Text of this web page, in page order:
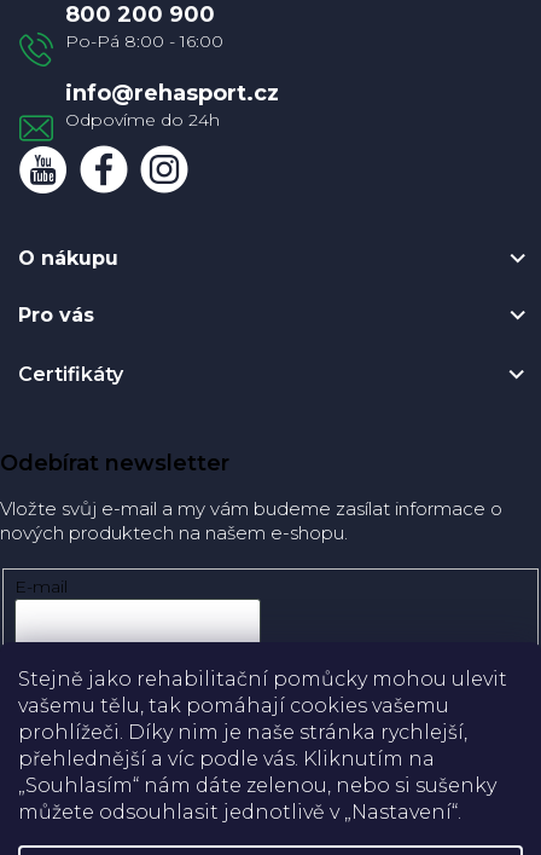
Stejně jako rehabilitační pomůcky mohou ulevit
vašemu tělu, tak pomáhají cookies vašemu
prohlížeči. Díky nim je naše stránka rychlejší,
přehlednější a víc podle vás. Kliknutím na
„Souhlasím“ nám dáte zelenou, nebo si sušenky
můžete odsouhlasit jednotlivě v „Nastavení“.
info@rehasport.cz
800 200 900
O nákupu
Pro vás
Certifikáty
Doprava
Platba
Odebírat newsletter
Vložte svůj e-mail a my vám budeme zasílat informace o
nových produktech na našem e-shopu.
E-mail
Přihlásit se